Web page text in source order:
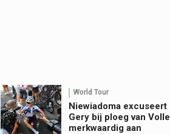
World Tour
Niewiadoma
Gery bij ploeg van
merkwaardig aan